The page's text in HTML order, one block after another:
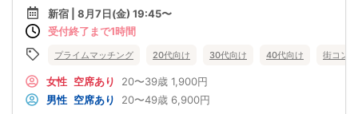
□チューハイ
□ハイボール
□グラスワイン
□焼酎
□各種ソフトドリンク
【 服装 】
お気に入りの普段着でご参加ください。
〜今夜、恋も自信も爆上がりする〜
美容会社プロデュースの新感覚恋活イベント。最大100名収容可能な開放感あふれ
る大型会場で、性格診断を会話のきっかけにしながら、自然な出会いをお楽しみ
当日はグループに分かれ、約20分ごとに交流相手をシャッフル。自分から声をか
きで、お一人参加・初参加の方も安心です。
さらに、参加者全員にフェイスパックや美容液などの美容グッズをプレゼント。
出会いと自分磨きを同時に楽しめる、美容会社ならではの特別企画です。
新宿 | 8月7日(金) 19:45〜
受付終了まで1時間
プライムマッチング 20代向け 30代向け 40代向け 街コン
女性 空席あり 20〜39歳 1,900円
男性 空席あり 20〜49歳 6,900円